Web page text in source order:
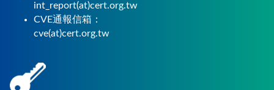
int_report(at)cert.org.tw
CVE通報信箱：
cve(at)cert.org.tw